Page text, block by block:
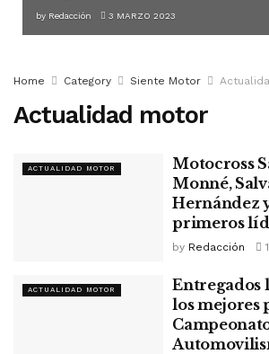
by Redacción 3 MARZO 2023
Home Category Siente Motor
Actualidad motor
ACTUALIDAD MOTOR
Motocross
Monné,
Hernández
primeros
by Redacción
ACTUALIDAD MOTOR
Entregados
los mejores